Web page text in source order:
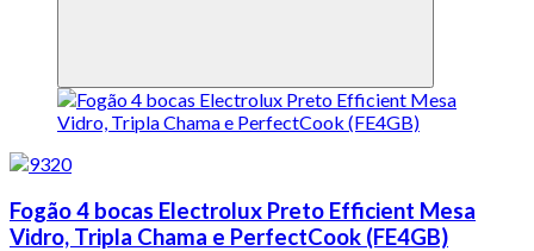
Fogão 4 bocas Electrolux Preto Efficient Mesa
Vidro, Tripla Chama e PerfectCook (FE4GB)